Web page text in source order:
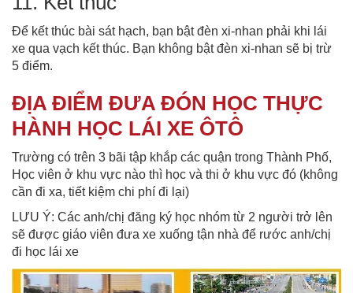
Để kết thúc bài sát hạch, bạn bật đèn xi-nhan phải khi lái
xe qua vạch kết thúc. Bạn không bật đèn xi-nhan sẽ bị trừ
5 điểm.
ĐỊA ĐIỂM ĐƯA ĐÓN HỌC THỰC
HÀNH HỌC LÁI XE ÔTÔ
Trường có trên 3 bãi tập khắp các quận trong Thành Phố,
Học viên ở khu vực nào thì học và thi ở khu vực đó (không
cần đi xa, tiết kiệm chi phí đi lại)
LƯU Ý: Các anh/chị đăng ký học nhóm từ 2 người trở lên
sẽ được giáo viên đưa xe xuống tận nhà để rước anh/chị
đi học lái xe